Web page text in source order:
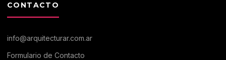
CONTACTO
info@arquitecturar.com.ar
Formulario de Contacto